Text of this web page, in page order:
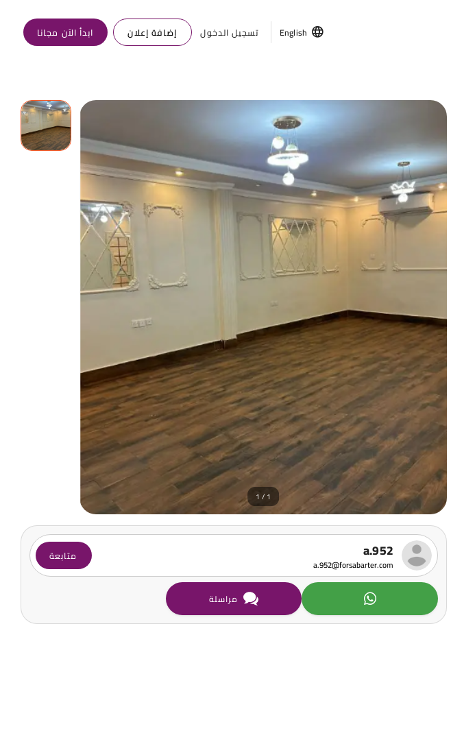
English تسجيل الدخول إضافة إعلان ابدأ الآن مجانا
1 / 1
a.952
a.952@forsabarter.com
متابعة
مراسلة